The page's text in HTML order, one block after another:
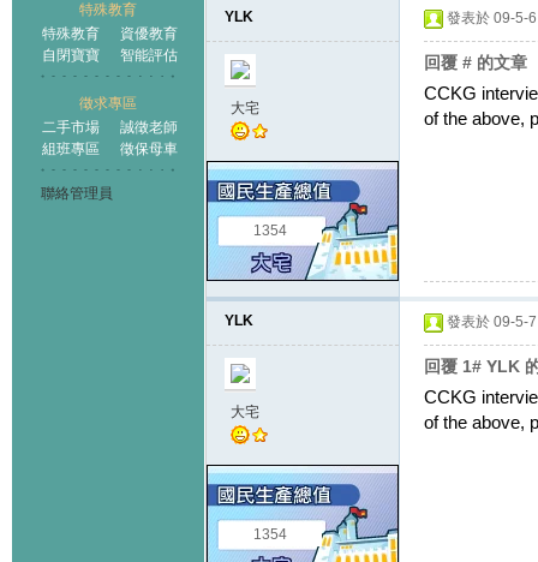
特殊教育
特殊教育
資優教育
自閉寶寶
智能評估
徵求專區
二手市場
誠徵老師
組班專區
徵保母車
聯絡管理員
YLK
大宅
1354
發表於 09-5-
回覆 # 的文章
CCKG
of the above,
YLK
大宅
1354
發表於 09-5-
回覆 1# YLK
CCKG
of the above,